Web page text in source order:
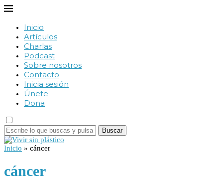
Inicio
Artículos
Charlas
Podcast
Sobre nosotros
Contacto
Inicia sesión
Únete
Dona
Buscar
Inicio » cáncer
cáncer